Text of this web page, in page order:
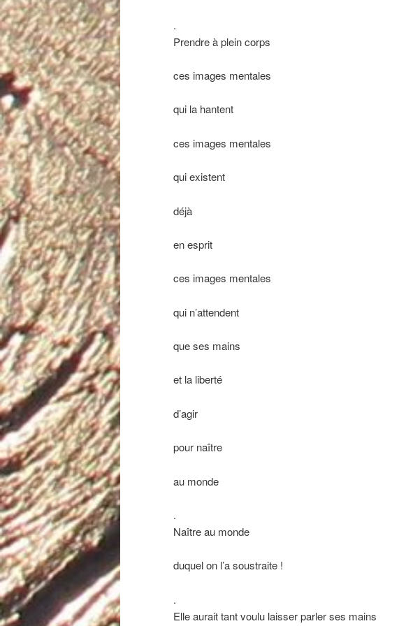
.
Prendre à plein corps
ces images mentales
qui la hantent
ces images mentales
qui existent
déjà
en esprit
ces images mentales
qui n’attendent
que ses mains
et la liberté
d’agir
pour naître
au monde
.
Naître au monde
duquel on l’a soustraite !
.
Elle aurait tant voulu laisser parler ses mains